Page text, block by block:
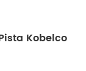
Kobelco